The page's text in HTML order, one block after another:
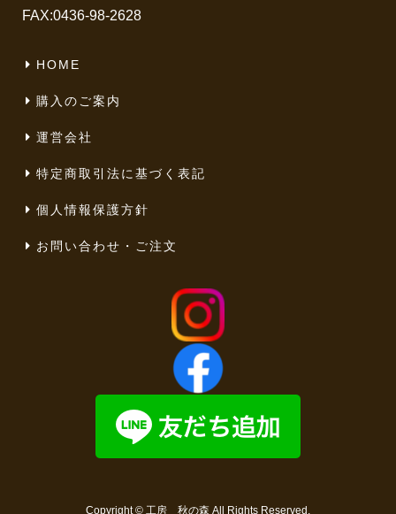
FAX:0436-98-2628
HOME
購入のご案内
運営会社
特定商取引法に基づく表記
個人情報保護方針
お問い合わせ・ご注文
Copyright © 工房 秋の森 All Rights Reserved.